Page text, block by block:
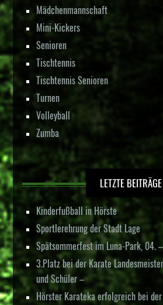
Mädchenmannschaft
Mini-Kickers
Senioren
Tischtennis
Tischtennis Senioren
Turnen
Volleyball
Zumba
LETZTE BEITRÄGE
Kinderfußball in Hörste
Sportlerehrung der Stadt Lage
Spätsommerfest im Luna-Park, 04.
3.Platz bei der Karate
und Schüler –
Hörster Karateka erfolgreich bei